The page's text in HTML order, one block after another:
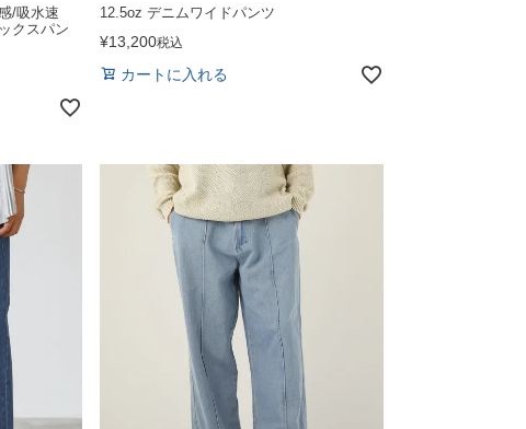
/吸水速
クスパン
12.5oz デニムワイドパンツ
¥13,200税込
カートに入れる